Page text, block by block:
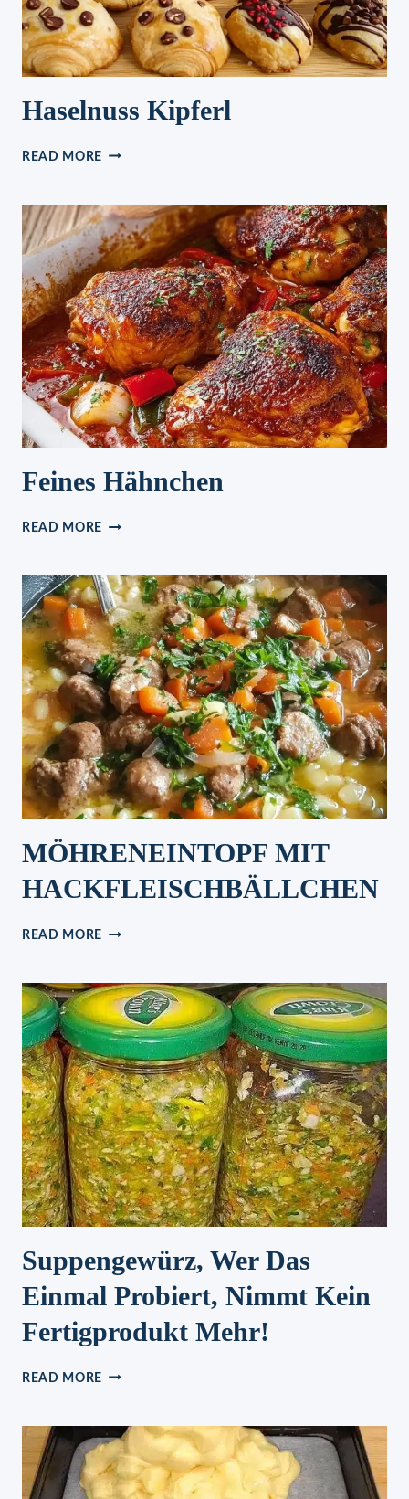
Haselnuss Kipferl
READ MORE HASELNUSS
Feines Hähnchen
READ MORE FEINES
MÖHRENEINTOPF MIT
HACKFLEISCHBÄLLCHEN
READ MORE MÖHRENEINTOPF
Suppengewürz, Wer Das
Einmal Probiert, Nimmt Kein
Fertigprodukt Mehr!
READ MORE SUPPENGEWÜRZ,
EINMAL
PROBIERT,
NIMMT
KEIN